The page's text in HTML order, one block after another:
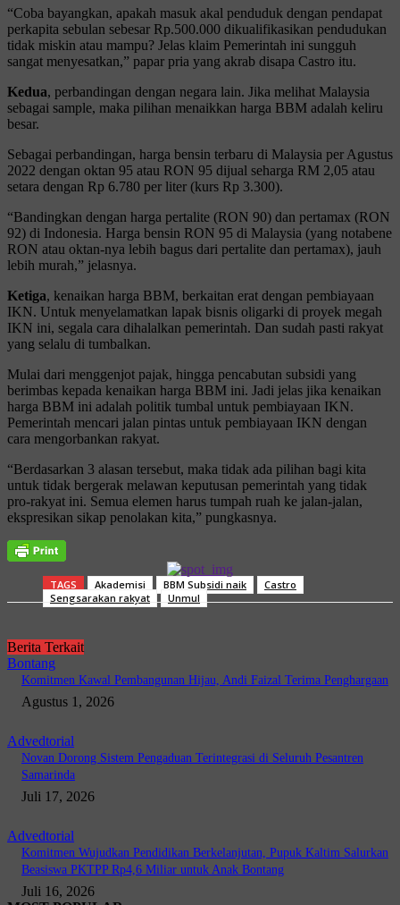
“Coba bayangkan, apakah masuk akal penduduk dengan pendapat
perkapita sebulan sebesar Rp.500.000 dikualifikasikan pendudukan
tidak miskin atau mampu? Jelas klaim Pemerintah ini sungguh
sangat menyesatkan,” papar pria yang akrab disapa Castro itu.
Kedua, perbandingan dengan negara lain. Jika melihat Malaysia
sebagai sample, maka pilihan menaikkan harga BBM adalah keliru
besar.
Sebagai perbandingan, harga bensin terbaru di Malaysia per Agustus
2022 dengan oktan 95 atau RON 95 dijual seharga RM 2,05 atau
setara dengan Rp 6.780 per liter (kurs Rp 3.300).
“Bandingkan dengan harga pertalite (RON 90) dan pertamax (RON
92) di Indonesia. Harga bensin RON 95 di Malaysia (yang notabene
RON atau oktan-nya lebih bagus dari pertalite dan pertamax), jauh
lebih murah,” jelasnya.
Ketiga, kenaikan harga BBM, berkaitan erat dengan pembiayaan
IKN. Untuk menyelamatkan lapak bisnis oligarki di proyek megah
IKN ini, segala cara dihalalkan pemerintah. Dan sudah pasti rakyat
yang selalu di tumbalkan.
Mulai dari menggenjot pajak, hingga pencabutan subsidi yang
berimbas kepada kenaikan harga BBM ini. Jadi jelas jika kenaikan
harga BBM ini adalah politik tumbal untuk pembiayaan IKN.
Pemerintah mencari jalan pintas untuk pembiayaan IKN dengan
cara mengorbankan rakyat.
“Berdasarkan 3 alasan tersebut, maka tidak ada pilihan bagi kita
untuk tidak bergerak melawan keputusan pemerintah yang tidak
pro-rakyat ini. Semua elemen harus tumpah ruah ke jalan-jalan,
ekspresikan sikap penolakan kita,” pungkasnya.
TAGS Akademisi BBM Subsidi naik
Castro
Sengsarakan rakyat
Unmul
Berita Terkait
Bontang
Komitmen Kawal Pembangunan Hijau, Andi Faizal Terima Penghargaan
Agustus 1, 2026
Advedtorial
Novan Dorong Sistem Pengaduan Terintegrasi di Seluruh Pesantren
Samarinda
Juli 17, 2026
Advedtorial
Komitmen Wujudkan Pendidikan Berkelanjutan, Pupuk Kaltim Salurkan
Beasiswa PKTPP Rp4,6 Miliar untuk Anak Bontang
Juli 16, 2026